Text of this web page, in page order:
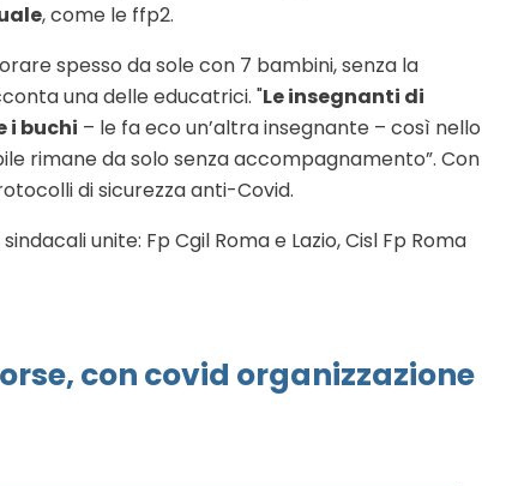
, come le ffp2.
spesso da sole con 7 bambini, senza la
una delle educatrici. "Le insegnanti di
i buchi – le fa eco un’altra insegnante – così nello
rimane da solo senza accompagnamento”. Con
di sicurezza anti-Covid.
unite: Fp Cgil Roma e Lazio, Cisl Fp Roma
con covid organizzazione